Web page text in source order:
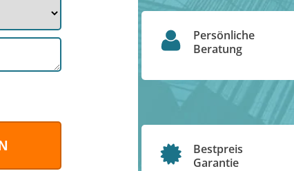
Persönliche
Beratung
Bestpreis
Garantie